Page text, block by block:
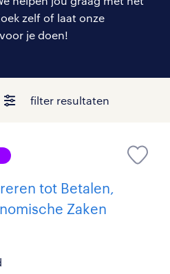
over randstad
zelf of laat onze
je doen!
filter resultaten
tot Betalen,
Zaken